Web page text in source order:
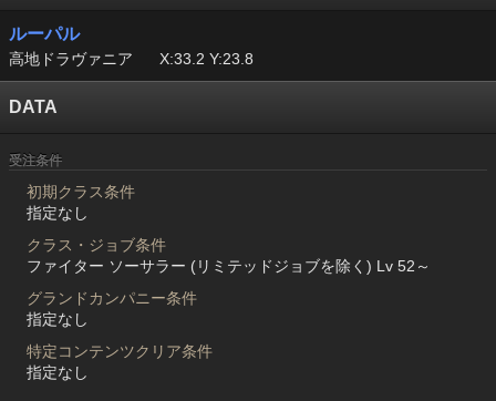
ルーパル
高地ドラヴァニア X:33.2 Y:23.8
DATA
受注条件
初期クラス条件
指定なし
クラス・ジョブ条件
ファイター ソーサラー (リミテッドジョブを除く) Lv 52～
グランドカンパニー条件
指定なし
特定コンテンツクリア条件
指定なし